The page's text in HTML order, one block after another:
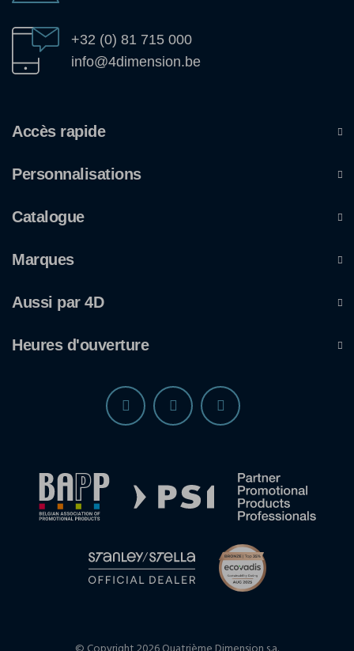
+32 (0) 81 715 000
info@4dimension.be
Accès rapide
Personnalisations
Catalogue
Marques
Aussi par 4D
Heures d'ouverture